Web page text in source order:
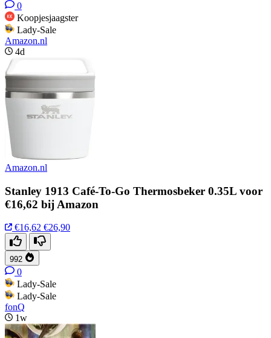
0
Koopjesjaagster
Lady-Sale
Amazon.nl
4d
Amazon.nl
Stanley 1913 Café-To-Go Thermosbeker 0.35L voor
€16,62 bij Amazon
€16,62 €26,90
992
0
Lady-Sale
Lady-Sale
fonQ
1w